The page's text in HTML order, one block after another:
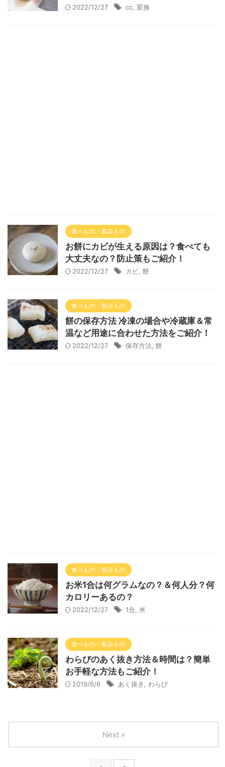
2022/12/27 cc 変換
食べもの・飲みもの
お餅にカビが生える原因は？食べても
大丈夫なの？防止策もご紹介！
2022/12/27 カビ 餅
食べもの・飲みもの
餅の保存方法 冷凍の場合や冷蔵庫＆常
温など用途に合わせた方法をご紹介！
2022/12/27 保存方法 餅
食べもの・飲みもの
お米1合は何グラムなの？＆何人分？何
カロリーあるの？
2022/12/27 1合 米
食べもの・飲みもの
わらびのあく抜き方法＆時間は？簡単
お手軽な方法もご紹介！
2019/6/6 あく抜き わらび
Next »